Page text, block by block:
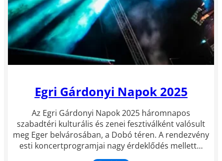
Egri Gárdonyi Napok 2025
Az Egri Gárdonyi Napok 2025 háromnapos
szabadtéri kulturális és zenei fesztiválként valósult
meg Eger belvárosában, a Dobó téren. A rendezvény
esti koncertprogramjai nagy érdeklődés mellett…